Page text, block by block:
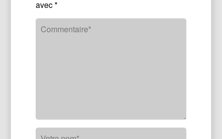
avec*